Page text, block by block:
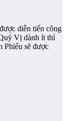
diễn tiến công
Vị dành ít thì
Phiếu sẽ được